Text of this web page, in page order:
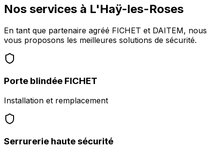
Nos services à L'Haÿ-les-Roses
En tant que partenaire agréé FICHET et DAITEM, nous
vous proposons les meilleures solutions de sécurité.
Porte blindée FICHET
Installation et remplacement
Serrurerie haute sécurité